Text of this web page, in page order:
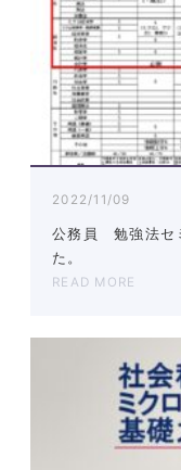
2022/11/09
公務員 勉強法セ
た。
READ MORE